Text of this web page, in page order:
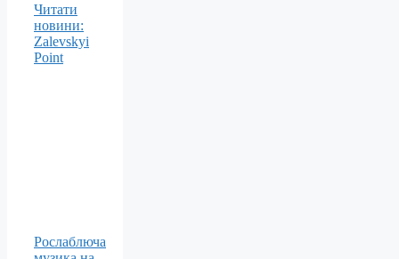
Читати
новини:
Zalevskyi
Point
Рослаблюча